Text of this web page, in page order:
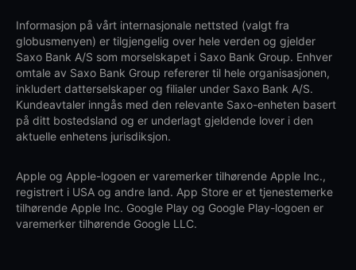
Informasjon på vårt internasjonale nettsted (valgt fra
globusmenyen) er tilgjengelig over hele verden og gjelder
Saxo Bank A/S som morselskapet i Saxo Bank Group. Enhver
omtale av Saxo Bank Group refererer til hele organisasjonen,
inkludert datterselskaper og filialer under Saxo Bank A/S.
Kundeavtaler inngås med den relevante Saxo-enheten basert
på ditt bostedsland og er underlagt gjeldende lover i den
aktuelle enhetens jurisdiksjon.
Apple og Apple-logoen er varemerker tilhørende Apple Inc.,
registrert i USA og andre land. App Store er et tjenestemerke
tilhørende Apple Inc. Google Play og Google Play-logoen er
varemerker tilhørende Google LLC.